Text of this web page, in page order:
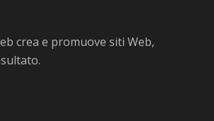
crea e promuove siti Web,